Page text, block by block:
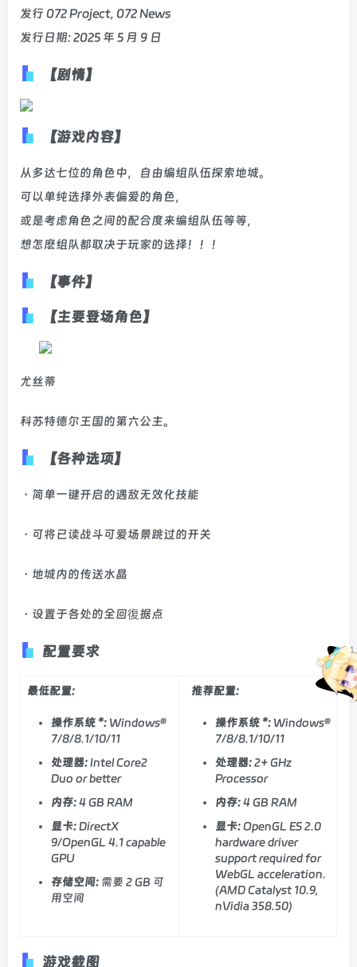
发行 072 Project, 072 News
发行日期: 2025 年 5 月 9 日
【剧情】
【游戏内容】
从多达七位的角色中，自由编组队伍探索地城。
可以单纯选择外表偏爱的角色，
或是考虑角色之间的配合度来编组队伍等等，
想怎麽组队都取决于玩家的选择！！！
【事件】
【主要登场角色】
尤丝蒂
科苏特德尔王国的第六公主。
【各种选项】
・简单一键开启的遇敌无效化技能
・可将已读战斗可爱场景跳过的开关
・地城内的传送水晶
・设置于各处的全回復据点
配置要求
最低配置:
操作系统 *: Windows®
7/8/8.1/10/11
处理器:Intel Core2
Duo or better
内存:4 GB RAM
显卡:DirectX
9/OpenGL 4.1 capable
GPU
存储空间: 需要 2 GB 可
用空间
推荐配置:
操作系统 *: Windows®
7/8/8.1/10/11
处理器:2+ GHz
Processor
内存:4 GB RAM
显卡:OpenGL ES 2.0
hardware driver
support required for
WebGL acceleration.
(AMD Catalyst 10.9,
nVidia 358.50)
游戏截图